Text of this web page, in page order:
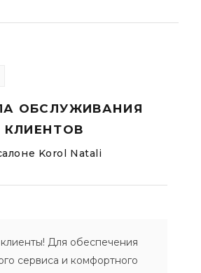
ОБСЛУЖИВАНИЯ
КЛИЕНТОВ
Korol Natali
Для обеспечения
сервиса и комфортного